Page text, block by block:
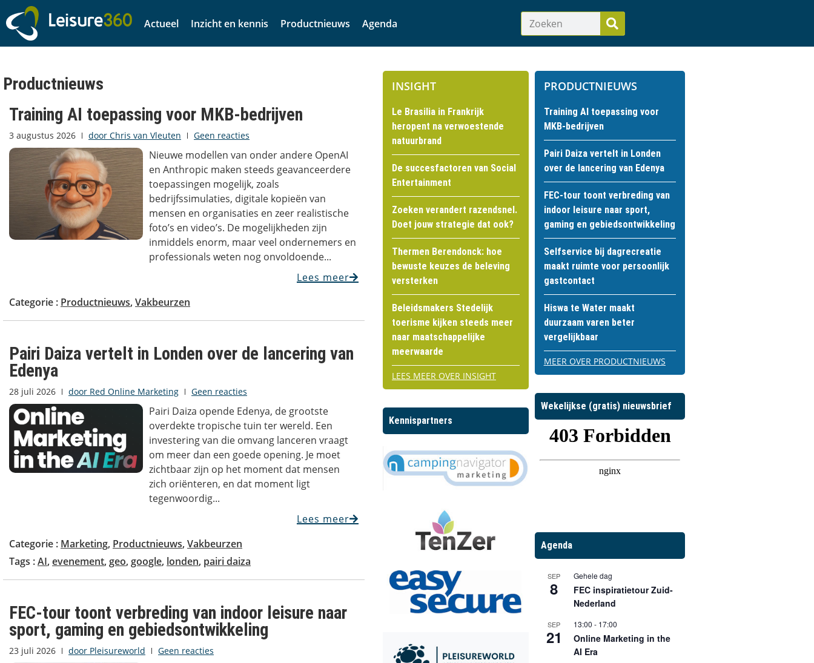
Actueel Inzicht en kennis Productnieuws Agenda
Productnieuws
Training AI toepassing voor MKB-bedrijven
3 augustus 2026 door Chris van Vleuten Geen reacties
Nieuwe modellen van onder andere OpenAI
en Anthropic maken steeds geavanceerdere
toepassingen mogelijk, zoals
bedrijfssimulaties, digitale kopieën van
mensen en organisaties en zeer realistische
foto’s en video’s. De mogelijkheden zijn
inmiddels enorm, maar veel ondernemers en
professionals weten nog onvoldoende...
Lees meer
Categorie : Productnieuws, Vakbeurzen
Pairi Daiza vertelt in Londen over de lancering van
Edenya
28 juli 2026 door Red Online Marketing Geen reacties
Pairi Daiza opende Edenya, de grootste
overdekte tropische tuin ter wereld. Een
investering van die omvang lanceren vraagt
om meer dan een goede opening. Je moet
zichtbaar zijn op het moment dat mensen
zich oriënteren, en dat moment ligt
tegenwoordig...
Lees meer
Categorie : Marketing, Productnieuws, Vakbeurzen
Tags :AI, evenement, geo, google, londen, pairi daiza
FEC-tour toont verbreding van indoor leisure naar
sport, gaming en gebiedsontwikkeling
23 juli 2026 door Pleisureworld Geen reacties
INSIGHT
Le Brasilia in Frankrijk
heropent na verwoestende
natuurbrand
De succesfactoren van Social
Entertainment
Zoeken verandert razendsnel.
Doet jouw strategie dat ook?
Thermen Berendonck: hoe
bewuste keuzes de beleving
versterken
Beleidsmakers Stedelijk
toerisme kijken steeds meer
naar maatschappelijke
meerwaarde
LEES MEER OVER INSIGHT
Kennispartners
PRODUCTNIEUWS
Training AI toepassing voor
MKB-bedrijven
Pairi Daiza vertelt in Londen
over de lancering van Edenya
FEC-tour toont verbreding van
indoor leisure naar sport,
gaming en gebiedsontwikkeling
Selfservice bij dagrecreatie
maakt ruimte voor persoonlijk
gastcontact
Hiswa te Water maakt
duurzaam varen beter
vergelijkbaar
MEER OVER PRODUCTNIEUWS
Wekelijkse (gratis) nieuwsbrief
Agenda
SEP
8
Gehele dag
FEC inspiratietour Zuid-
Nederland
SEP
21
13:00 - 17:00
Online Marketing in the
AI Era